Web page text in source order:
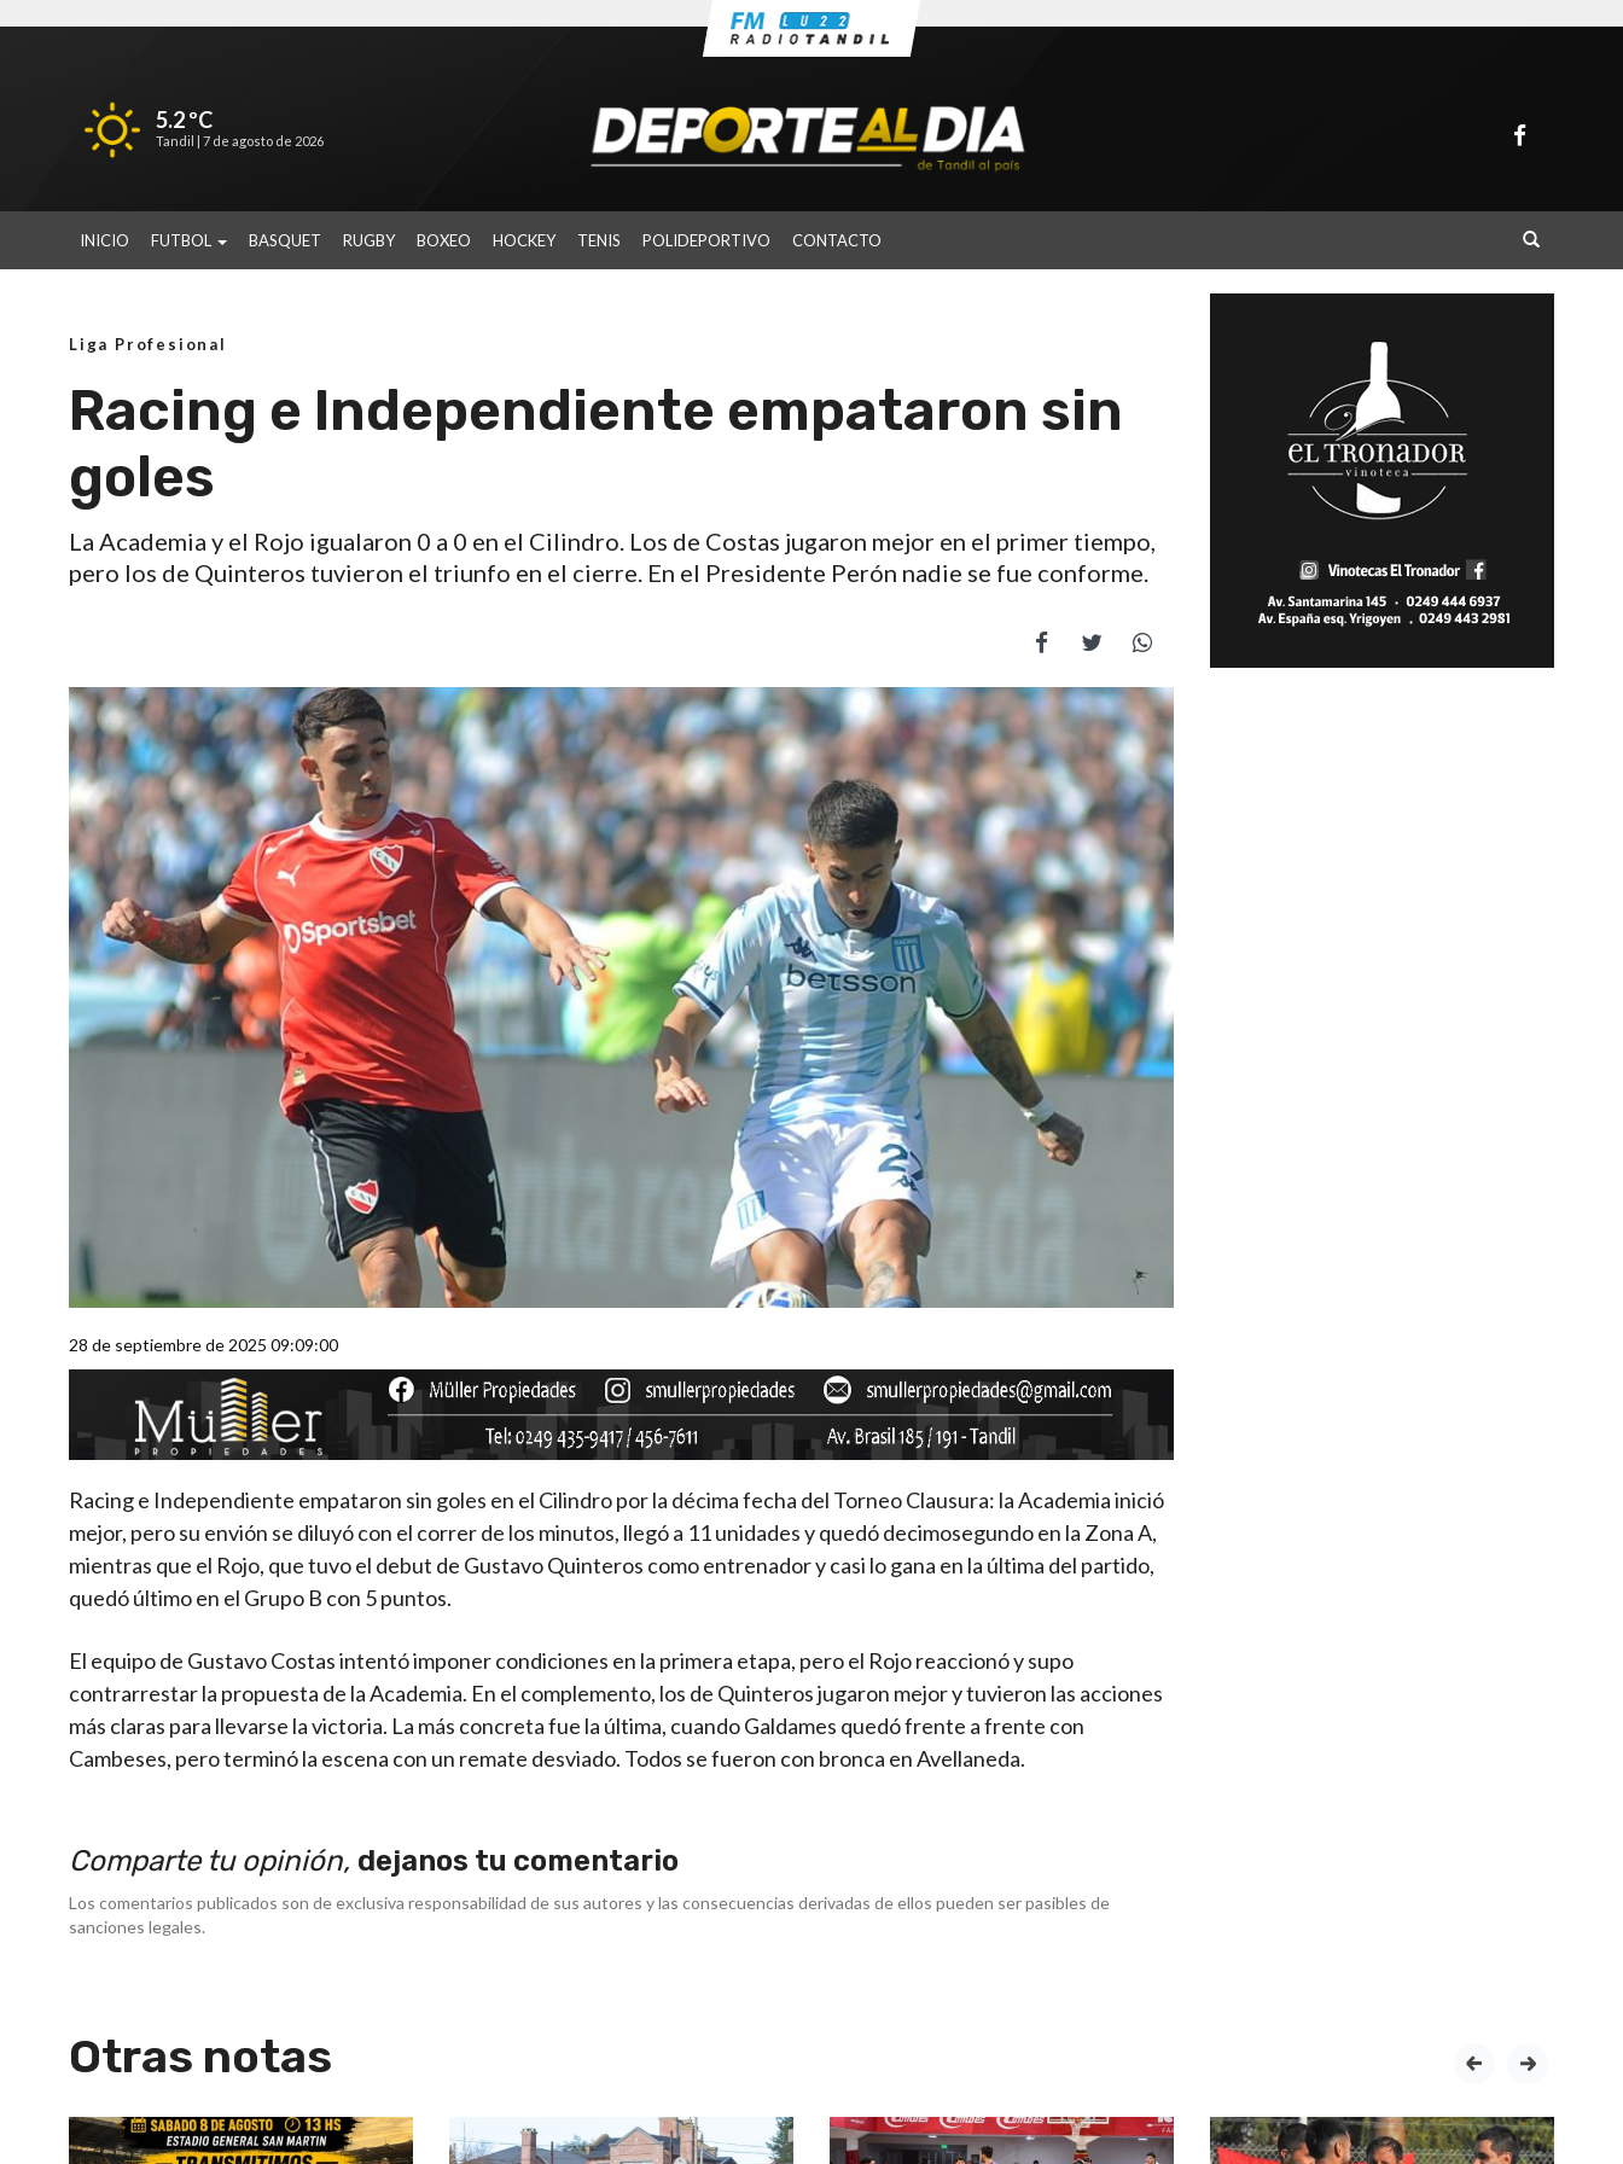
5.2 ºC
Tandil | 7 de agosto de 2026
INICIO FUTBOL BASQUET RUGBY BOXEO HOCKEY TENIS POLIDEPORTIVO CONTACTO
Liga Profesional
Racing e Independiente empataron sin
goles
La Academia y el Rojo igualaron 0 a 0 en el Cilindro. Los de Costas jugaron mejor en el primer tiempo,
pero los de Quinteros tuvieron el triunfo en el cierre. En el Presidente Perón nadie se fue conforme.
28 de septiembre de 2025 09:09:00
Racing e Independiente empataron sin goles en el Cilindro por la décima fecha del Torneo Clausura: la Academia inició
mejor, pero su envión se diluyó con el correr de los minutos, llegó a 11 unidades y quedó decimosegundo en la Zona A,
mientras que el Rojo, que tuvo el debut de Gustavo Quinteros como entrenador y casi lo gana en la última del partido,
quedó último en el Grupo B con 5 puntos.
El equipo de Gustavo Costas intentó imponer condiciones en la primera etapa, pero el Rojo reaccionó y supo
contrarrestar la propuesta de la Academia. En el complemento, los de Quinteros jugaron mejor y tuvieron las acciones
más claras para llevarse la victoria. La más concreta fue la última, cuando Galdames quedó frente a frente con
Cambeses, pero terminó la escena con un remate desviado. Todos se fueron con bronca en Avellaneda.
Comparte tu opinión, dejanos tu comentario
Los comentarios publicados son de exclusiva responsabilidad de sus autores y las consecuencias derivadas de ellos pueden ser pasibles de
sanciones legales.
Otras notas prev next